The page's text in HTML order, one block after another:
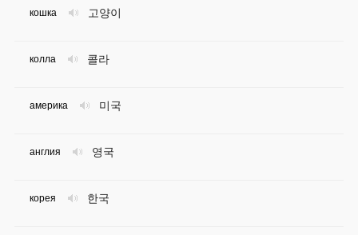
고양이
кошка
콜라
колла
미국
америка
영국
англия
한국
корея